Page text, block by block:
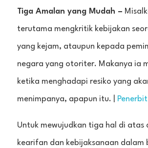
Tiga Amalan yang Mudah –
terutama mengkritik kebijakan
yang kejam, ataupun kepada
negara yang otoriter. Makanya ia
ketika menghadapi resiko yang
menimpanya, apapun itu. |
Untuk mewujudkan tiga hal di atas
kearifan dan kebijaksanaan dalam